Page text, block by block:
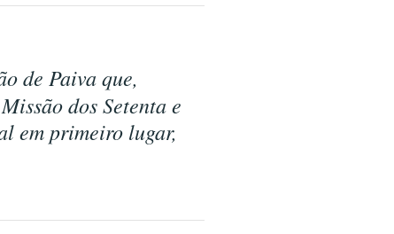
de Paiva que,
dos Setenta e
em primeiro lugar,